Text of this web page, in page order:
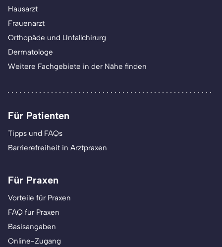
Hausarzt
Frauenarzt
Orthopäde und Unfallchirurg
Dermatologe
Weitere Fachgebiete in der Nähe finden
Für Patienten
Tipps und FAQs
Barrierefreiheit in Arztpraxen
Für Praxen
Vorteile für Praxen
FAQ für Praxen
Basisangaben
Online-Zugang